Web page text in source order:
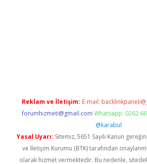
Reklam ve İletişim: E-mail:
forumhizmeti@gmail.com Whatsapp: 0262
@karabul
Yasal Uyarı: Sitemiz, 5651 Sayılı Kanun
ve İletişim Kurumu (BTK) tarafından
olarak hizmet vermektedir. Bu nedenle,